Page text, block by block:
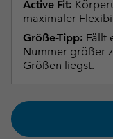
Active Fit:
maximaler
Größe-Tipp: Fällt
Nummer größer
Größen liegst.